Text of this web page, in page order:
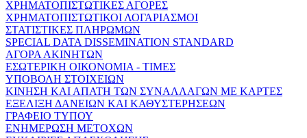
ΧΡΗΜΑΤΟΠΙΣΤΩΤΙΚΕΣ ΑΓΟΡΕΣ
ΧΡΗΜΑΤΟΠΙΣΤΩΤΙΚΟΙ ΛΟΓΑΡΙΑΣΜΟΙ
ΣΤΑΤΙΣΤΙΚΕΣ ΠΛΗΡΩΜΩΝ
SPECIAL DATA DISSEMINATION STANDARD
ΑΓΟΡΑ ΑΚΙΝΗΤΩΝ
ΕΣΩΤΕΡΙΚΗ ΟΙΚΟΝΟΜΙΑ - ΤΙΜΕΣ
ΥΠΟΒΟΛΗ ΣΤΟΙΧΕΙΩΝ
ΚΙΝΗΣΗ ΚΑΙ ΑΠΑΤΗ ΤΩΝ ΣΥΝΑΛΛΑΓΩΝ ΜΕ ΚΑΡΤΕΣ
ΕΞΕΛΙΞΗ ΔΑΝΕΙΩΝ ΚΑΙ ΚΑΘΥΣΤΕΡΗΣΕΩΝ
ΓΡΑΦΕΙΟ ΤΥΠΟΥ
ΕΝΗΜΕΡΩΣΗ ΜΕΤΟΧΩΝ